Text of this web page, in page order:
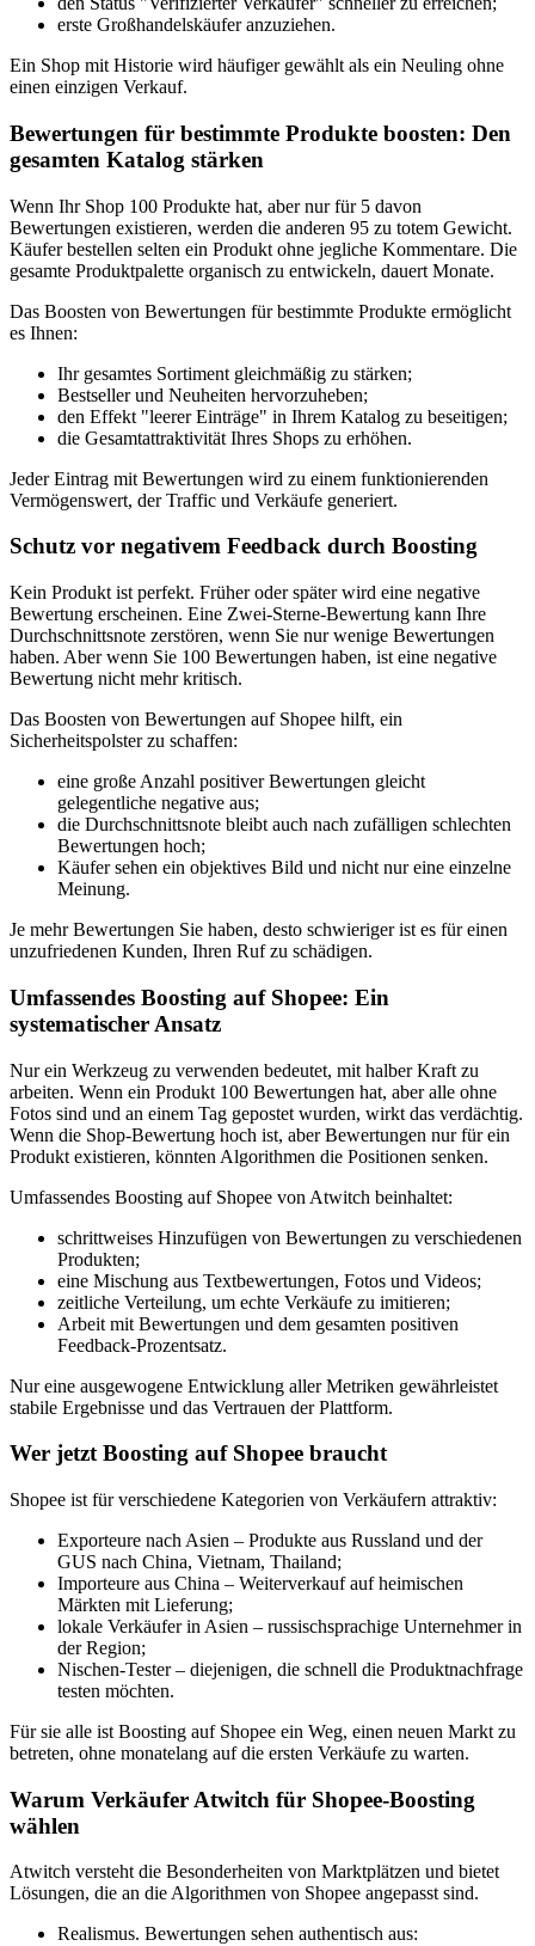
erste Großhandelskäufer anzuziehen.
Ein Shop mit Historie wird häufiger gewählt als ein Neuling ohne
einen einzigen Verkauf.
Bewertungen für bestimmte Produkte boosten: Den
gesamten Katalog stärken
Wenn Ihr Shop 100 Produkte hat, aber nur für 5 davon
Bewertungen existieren, werden die anderen 95 zu totem Gewicht.
Käufer bestellen selten ein Produkt ohne jegliche Kommentare. Die
gesamte Produktpalette organisch zu entwickeln, dauert Monate.
Das Boosten von Bewertungen für bestimmte Produkte ermöglicht
es Ihnen:
Ihr gesamtes Sortiment gleichmäßig zu stärken;
Bestseller und Neuheiten hervorzuheben;
den Effekt "leerer Einträge" in Ihrem Katalog zu beseitigen;
die Gesamtattraktivität Ihres Shops zu erhöhen.
Jeder Eintrag mit Bewertungen wird zu einem funktionierenden
Vermögenswert, der Traffic und Verkäufe generiert.
Schutz vor negativem Feedback durch Boosting
Kein Produkt ist perfekt. Früher oder später wird eine negative
Bewertung erscheinen. Eine Zwei-Sterne-Bewertung kann Ihre
Durchschnittsnote zerstören, wenn Sie nur wenige Bewertungen
haben. Aber wenn Sie 100 Bewertungen haben, ist eine negative
Bewertung nicht mehr kritisch.
Das Boosten von Bewertungen auf Shopee hilft, ein
Sicherheitspolster zu schaffen:
eine große Anzahl positiver Bewertungen gleicht
gelegentliche negative aus;
die Durchschnittsnote bleibt auch nach zufälligen schlechten
Bewertungen hoch;
Käufer sehen ein objektives Bild und nicht nur eine einzelne
Meinung.
Je mehr Bewertungen Sie haben, desto schwieriger ist es für einen
unzufriedenen Kunden, Ihren Ruf zu schädigen.
Umfassendes Boosting auf Shopee: Ein
systematischer Ansatz
Nur ein Werkzeug zu verwenden bedeutet, mit halber Kraft zu
arbeiten. Wenn ein Produkt 100 Bewertungen hat, aber alle ohne
Fotos sind und an einem Tag gepostet wurden, wirkt das verdächtig.
Wenn die Shop-Bewertung hoch ist, aber Bewertungen nur für ein
Produkt existieren, könnten Algorithmen die Positionen senken.
Umfassendes Boosting auf Shopee von Atwitch beinhaltet:
schrittweises Hinzufügen von Bewertungen zu verschiedenen
Produkten;
eine Mischung aus Textbewertungen, Fotos und Videos;
zeitliche Verteilung, um echte Verkäufe zu imitieren;
Arbeit mit Bewertungen und dem gesamten positiven
Feedback-Prozentsatz.
Nur eine ausgewogene Entwicklung aller Metriken gewährleistet
stabile Ergebnisse und das Vertrauen der Plattform.
Wer jetzt Boosting auf Shopee braucht
Shopee ist für verschiedene Kategorien von Verkäufern attraktiv:
Exporteure nach Asien – Produkte aus Russland und der
GUS nach China, Vietnam, Thailand;
Importeure aus China – Weiterverkauf auf heimischen
Märkten mit Lieferung;
lokale Verkäufer in Asien – russischsprachige Unternehmer in
der Region;
Nischen-Tester – diejenigen, die schnell die Produktnachfrage
testen möchten.
Für sie alle ist Boosting auf Shopee ein Weg, einen neuen Markt zu
betreten, ohne monatelang auf die ersten Verkäufe zu warten.
Warum Verkäufer Atwitch für Shopee-Boosting
wählen
Atwitch versteht die Besonderheiten von Marktplätzen und bietet
Lösungen, die an die Algorithmen von Shopee angepasst sind.
Realismus. Bewertungen sehen authentisch aus: